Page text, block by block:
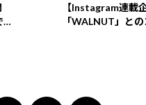
【Instagram連載
「WALNUT」と